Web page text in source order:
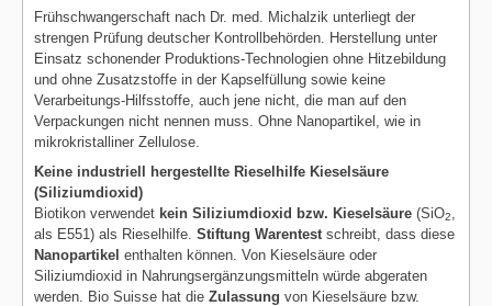
Frühschwangerschaft nach Dr. med. Michalzik unterliegt der
strengen Prüfung deutscher Kontrollbehörden. Herstellung unter
Einsatz schonender Produktions-Technologien ohne Hitzebildung
und ohne Zusatzstoffe in der Kapselfüllung sowie keine
Verarbeitungs-Hilfsstoffe, auch jene nicht, die man auf den
Verpackungen nicht nennen muss. Ohne Nanopartikel, wie in
mikrokristalliner Zellulose.
Keine industriell hergestellte Rieselhilfe Kieselsäure
(Siliziumdioxid)
Biotikon verwendet kein Siliziumdioxid bzw. Kieselsäure (SiO2
als E551) als Rieselhilfe. Stiftung Warentest schreibt, dass diese
Nanopartikel enthalten können. Von Kieselsäure oder
Siliziumdioxid in Nahrungsergänzungsmitteln würde abgeraten
werden. Bio Suisse hat die Zulassung von Kieselsäure bzw.